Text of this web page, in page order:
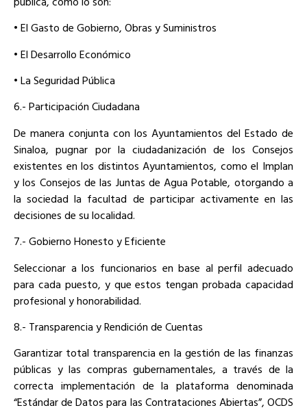
• El Gasto de Gobierno, Obras y Suministros
• El Desarrollo Económico
• La Seguridad Pública
6.- Participación Ciudadana
De manera conjunta con los Ayuntamientos del Estado de
Sinaloa, pugnar por la ciudadanización de los Consejos
existentes en los distintos Ayuntamientos, como el Implan
y los Consejos de las Juntas de Agua Potable, otorgando a
la sociedad la facultad de participar activamente en las
decisiones de su localidad.
7.- Gobierno Honesto y Eficiente
Seleccionar a los funcionarios en base al perfil adecuado
para cada puesto, y que estos tengan probada capacidad
profesional y honorabilidad.
8.- Transparencia y Rendición de Cuentas
Garantizar total transparencia en la gestión de las finanzas
públicas y las compras gubernamentales, a través de la
correcta implementación de la plataforma denominada
“Estándar de Datos para las Contrataciones Abiertas”, OCDS